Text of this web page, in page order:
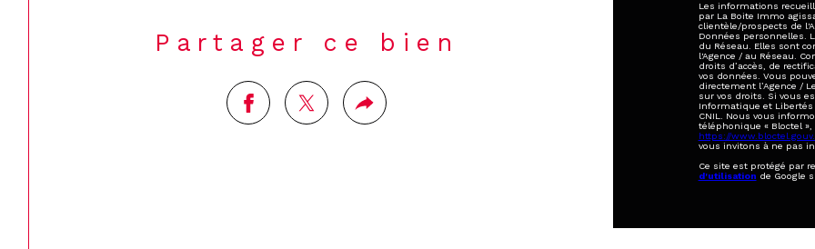
Partager ce bien
Les informations
par La Boite Immo
clientèle/prospects de
Données personnelles.
du Réseau. Elles sont
l'Agence / au Réseau.
droits d’accès, de
vos données. Vous
directement l’Agence /
sur vos droits. Si vous
Informatique et Libertés
CNIL. Nous vous
téléphonique « Bloctel
https://
vous invitons à ne pas
Ce site est protégé par
d'utilisation de Google